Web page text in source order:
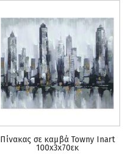
Πίνακας σε καμβά Towny Inart
100x3x70εκ